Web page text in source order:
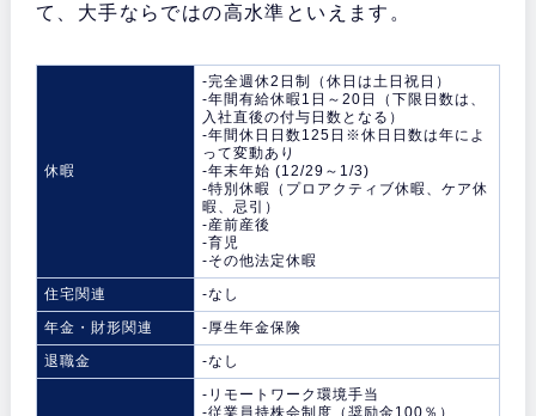
て、大手ならではの高水準といえます。
休暇
-完全週休2日制（休日は土日祝日）
-年間有給休暇1日～20日（下限日数は、
入社直後の付与日数となる）
-年間休日日数125日※休日日数は年によ
って変動あり
-年末年始 (12/29～1/3)
-特別休暇（プロアクティブ休暇、ケア休
暇、忌引）
-産前産後
-育児
-その他法定休暇
住宅関連
-なし
年金・財形関連
-厚生年金保険
退職金
-なし
-リモートワーク環境手当
-従業員持株会制度（奨励金100％）